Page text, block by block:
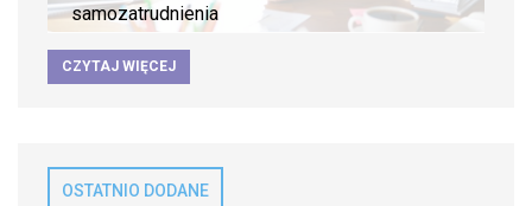
samozatrudnienia
CZYTAJ WIĘCEJ
OSTATNIO DODANE